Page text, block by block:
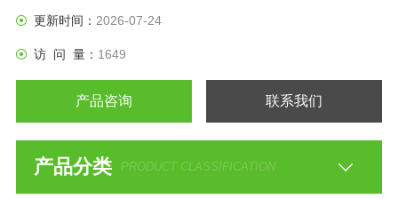
更新时间： 2026-07-24
访 问 量： 1649
产品咨询 联系我们
产品分类 PRODUCT CLASSIFICATION